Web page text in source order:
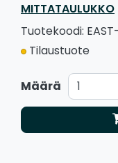
MITTATAULUKKO
Tuotekoodi:
Tilaustuote
Määrä